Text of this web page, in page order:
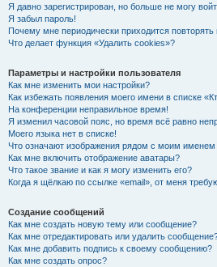
Я давно зарегистрирован, но больше не могу
Я забыл пароль!
Почему мне периодически приходится
Что делает функция «Удалить cookies»?
Параметры и настройки пользователя
Как мне изменить мои настройки?
Как избежать появления моего имени в списке
На конференции неправильное время!
Я изменил часовой пояс, но время всё равно
Моего языка нет в списке!
Что означают изображения рядом с моим именем
Как мне включить отображение аватары?
Что такое звание и как я могу изменить его?
Когда я щёлкаю по ссылке «email», от меня
Создание сообщений
Как мне создать новую тему или сообщение?
Как мне отредактировать или удалить
Как мне добавить подпись к своему сообщению?
Как мне создать опрос?